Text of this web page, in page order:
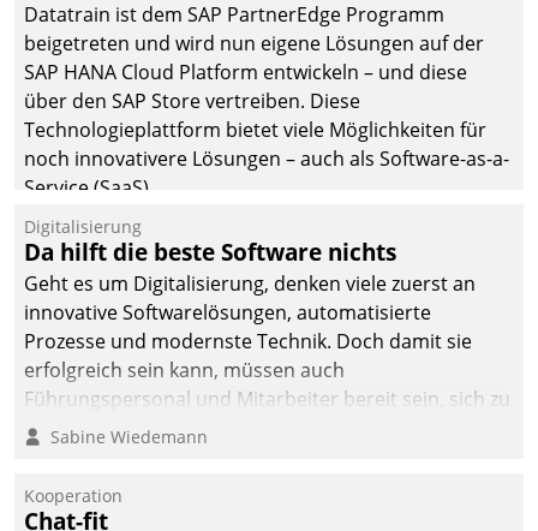
Datatrain ist dem SAP PartnerEdge Programm
beigetreten und wird nun eigene Lösungen auf der
SAP HANA Cloud Platform entwickeln – und diese
über den SAP Store vertreiben. Diese
Technologieplattform bietet viele Möglichkeiten für
noch innovativere Lösungen – auch als Software-as-a-
Service (SaaS).
Digitalisierung
Da hilft die beste Software nichts
Geht es um Digitalisierung, denken viele zuerst an
innovative Softwarelösungen, automatisierte
Prozesse und modernste Technik. Doch damit sie
erfolgreich sein kann, müssen auch
Führungspersonal und Mitarbeiter bereit sein, sich zu
verändern und anzupassen, sonst werden sie an ihr
Sabine Wiedemann
Kooperation
Chat-fit